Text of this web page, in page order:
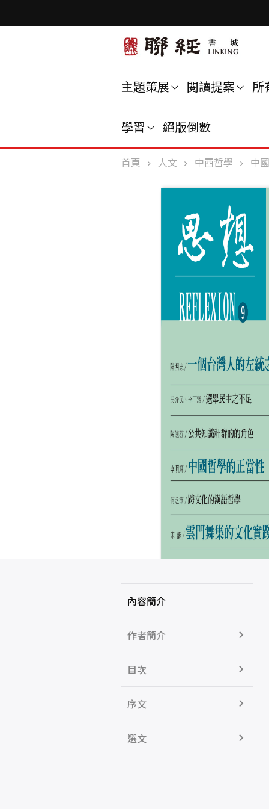
主題策展 閱讀提案 所
學習 絕版倒數
首頁 人文 中西哲學 中
內容簡介
作者簡介
目次
序文
選文